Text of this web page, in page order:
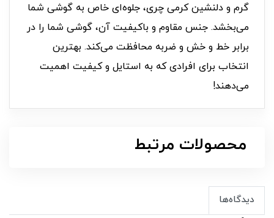
گرم و دلنشین کرمی چری، جلوه‌ای خاص به گوشی شما
می‌بخشد. جنس مقاوم و باکیفیت آن، گوشی شما را در
برابر خط و خش و ضربه محافظت می‌کند. بهترین
انتخاب برای افرادی که به استایل و کیفیت اهمیت
می‌دهند!
محصولات مرتبط
دیدگاه‌ها